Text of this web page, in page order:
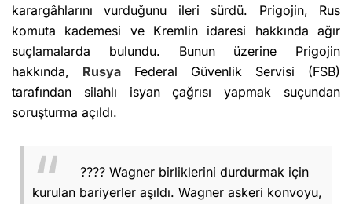
karargâhlarını vurduğunu ileri sürdü. Prigojin, Rus
komuta kademesi ve Kremlin idaresi hakkında ağır
suçlamalarda bulundu. Bunun üzerine Prigojin
hakkında, Rusya Federal Güvenlik Servisi (FSB)
tarafından silahlı isyan çağrısı yapmak suçundan
soruşturma açıldı.
???? Wagner birliklerini durdurmak için
kurulan bariyerler aşıldı. Wagner askeri konvoyu,